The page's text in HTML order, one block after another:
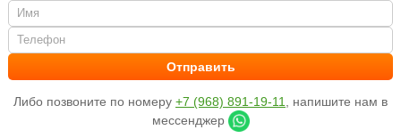
Либо позвоните по номеру +7 (968) 891-19-11
, напишите нам в
мессенджер